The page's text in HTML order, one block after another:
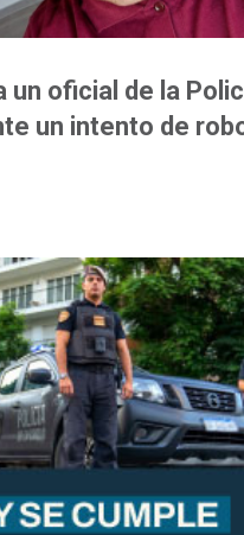
un oficial de la
un intento de